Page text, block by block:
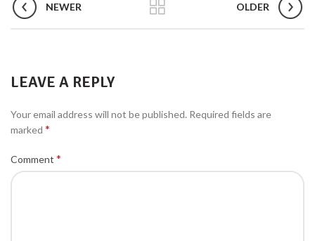
NEWER OLDER
LEAVE A REPLY
Your email address will not be published. Required fields are
marked *
Comment *